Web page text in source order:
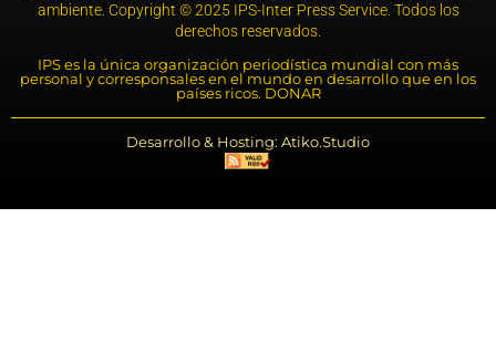
ambiente. Copyright © 2025 IPS-Inter Press Service. Todos los
derechos reservados.
IPS es la única organización periodística mundial con más
personal y corresponsales en el mundo en desarrollo que en los
países ricos. DONAR
Desarrollo & Hosting: Atiko.Studio